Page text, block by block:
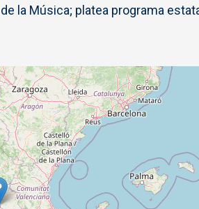
la Música; platea programa